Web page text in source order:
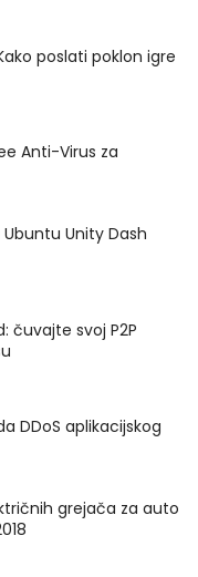
poslati poklon igre
Anti-Virus za
Unity Dash
čuvajte svoj P2P
DDoS aplikacijskog
grejača za auto